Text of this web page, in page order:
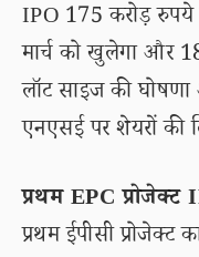
IPO 175 करोड़
मार्च को खुलेगा और
लॉट साइज की
एनएसई पर शेयरों की
प्रथम EPC प्रोजेक्ट
प्रथम ईपीसी